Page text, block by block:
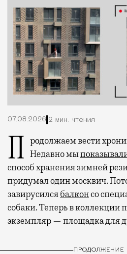
07.08.2026 2 мин. чтения
Продолжаем вести хронику балконов. Недавно мы
способ хранения зимней
придумал один москвич.
завирусилсябалконсо
собаки. Теперь в коллекции
экземпляр — площадка для